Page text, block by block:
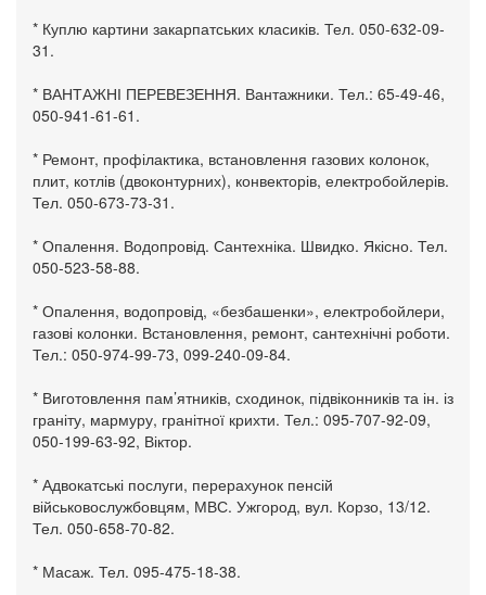
* Куплю картини закарпатських класиків. Тел. 050-632-09-
31.
* ВАНТАЖНІ ПЕРЕВЕЗЕННЯ. Вантажники. Тел.: 65-49-46,
050-941-61-61.
* Ремонт, профілактика, встановлення газових колонок,
плит, котлів (двоконтурних), конвекторів, електробойлерів.
Тел. 050-673-73-31.
* Опалення. Водопровід. Сантехніка. Швидко. Якісно. Тел.
050-523-58-88.
* Опалення, водопровід, «безбашенки», електробойлери,
газові колонки. Встановлення, ремонт, сантехнічні роботи.
Тел.: 050-974-99-73, 099-240-09-84.
* Виготовлення пам’ятників, сходинок, підвіконників та ін. із
граніту, мармуру, гранітної крихти. Тел.: 095-707-92-09,
050-199-63-92, Віктор.
* Адвокатські послуги, перерахунок пенсій
військовослужбовцям, МВС. Ужгород, вул. Корзо, 13/12.
Тел. 050-658-70-82.
* Масаж. Тел. 095-475-18-38.